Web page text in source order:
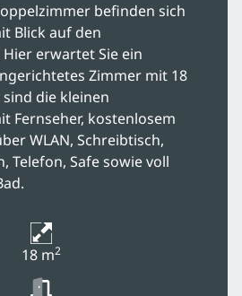
befinden sich
Blick auf den
erwartet Sie ein
Zimmer mit 18
die kleinen
Fernseher, kostenlosem
WLAN, Schreibtisch,
Telefon, Safe sowie voll
18 m2